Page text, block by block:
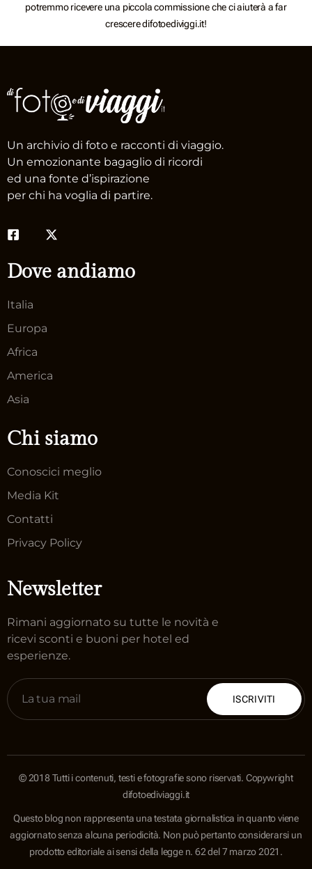
potremmo ricevere una piccola commissione che ci aiuterà a far
crescere difotoediviggi.it!
Un archivio di foto e racconti di viaggio.
Un emozionante bagaglio di ricordi
ed una fonte d’ispirazione
per chi ha voglia di partire.
Dove andiamo
Italia
Europa
Africa
America
Asia
Chi siamo
Conoscici meglio
Media Kit
Contatti
Privacy Policy
Newsletter
Rimani aggiornato su tutte le novità e
ricevi sconti e buoni per hotel ed
esperienze.
ISCRIVITI
© 2018 Tutti i contenuti, testi e fotografie sono riservati. Copywright
difotoediviaggi.it
Questo blog non rappresenta una testata giornalistica in quanto viene
aggiornato senza alcuna periodicità. Non può pertanto considerarsi un
prodotto editoriale ai sensi della legge n. 62 del 7 marzo 2021.